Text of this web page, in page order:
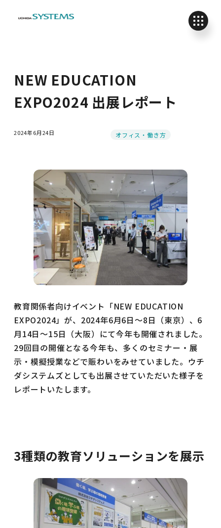
NEW EDUCATION
EXPO2024 出展レポート
投稿日
2024年6月24日 カテゴリー
オフィス・働き方
教育関係者向けイベント「NEW EDUCATION
EXPO2024」が、2024年6月6日～8日（東京）、6
月14日～15日（大阪）にて今年も開催されました。
29回目の開催となる今年も、多くのセミナー・展
示・模擬授業などで賑わいをみせていました。ウチ
ダシステムズとしても出展させていただいた様子を
レポートいたします。
3種類の教育ソリューションを展示